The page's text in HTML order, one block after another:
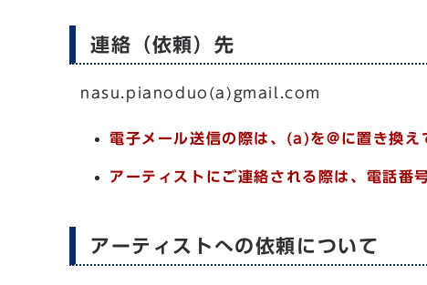
連絡（依頼）先
nasu.pianoduo(a)gmail.com
電子メール送信の際は、(a)を@に置き換え
アーティストにご連絡される際は、電話番
アーティストへの依頼について